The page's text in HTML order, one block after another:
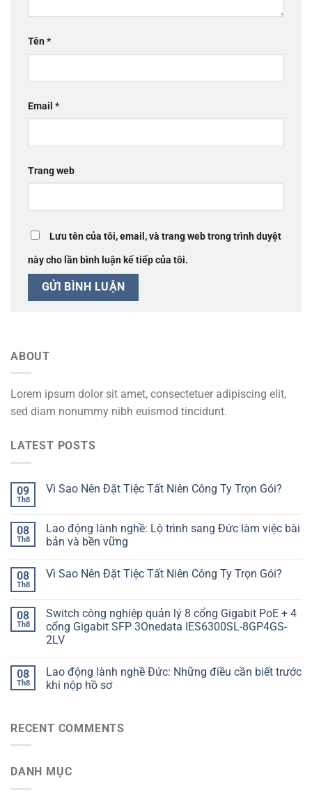
Tên*
Email *
Trang web
Lưu tên của tôi, email, và trang web trong trình duyệt
này cho lần bình luận kế tiếp của tôi.
ABOUT
Lorem ipsum dolor sit amet, consectetuer adipiscing elit,
sed diam nonummy nibh euismod tincidunt.
LATEST POSTS
09
Th8
Vì Sao Nên Đặt Tiệc Tất Niên Công Ty Trọn Gói?
08
Th8
Lao động lành nghề: Lộ trình sang Đức làm việc bài
bản và bền vững
08
Th8
Vì Sao Nên Đặt Tiệc Tất Niên Công Ty Trọn Gói?
08
Th8
Switch công nghiệp quản lý 8 cổng Gigabit PoE + 4
cổng Gigabit SFP 3Onedata IES6300SL-8GP4GS-
2LV
08
Th8
Lao động lành nghề Đức: Những điều cần biết trước
khi nộp hồ sơ
RECENT COMMENTS
DANH MỤC